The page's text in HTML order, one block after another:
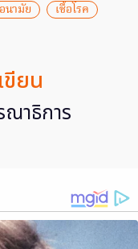
นามัย
เชื้อโรค
ยน
ณาธิการ